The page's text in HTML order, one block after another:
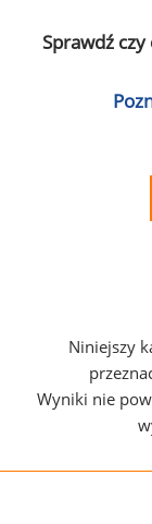
Sprawdź
Niniejszy
Wyniki nie